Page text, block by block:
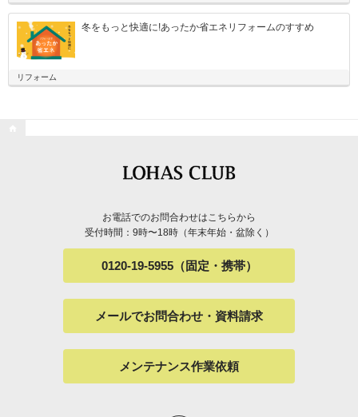
冬をもっと快適に!あったか省エネリフォームのすすめ
リフォーム
お電話でのお問合わせはこちらから
受付時間：9時〜18時（年末年始・盆除く）
0120-19-5955（固定・携帯）
メールでお問合わせ・資料請求
メンテナンス作業依頼